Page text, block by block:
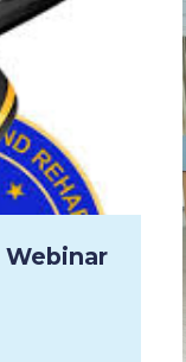
Webinar